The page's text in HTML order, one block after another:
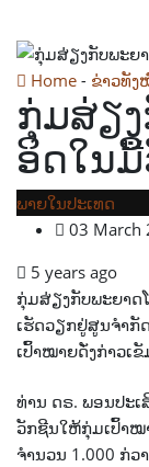
Home - ຂ່າວທັງ
ກຸ່ມສ່ຽ
ອິດໃນ
ພາຍໃນປະເທດ
03 March
5 years ago
ກຸ່ມສ່ຽງກັບພະຍາ
ເຮັດວຽກຢູ່ສູນຈໍາກັ
ເປົ້າໝາຍດັ່ງກ່າວເ
ທ່ານ ດຣ. ພອນປະ
ວັກຊີນໃຫ້ກຸ່ມເປົ້າໝ
ຈຳນວນ 1.000 ກ່